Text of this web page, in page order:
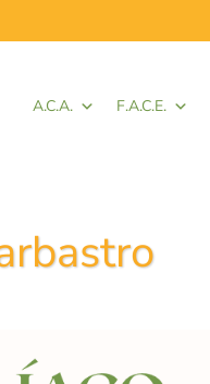
A.C.A. F.A.C.E.